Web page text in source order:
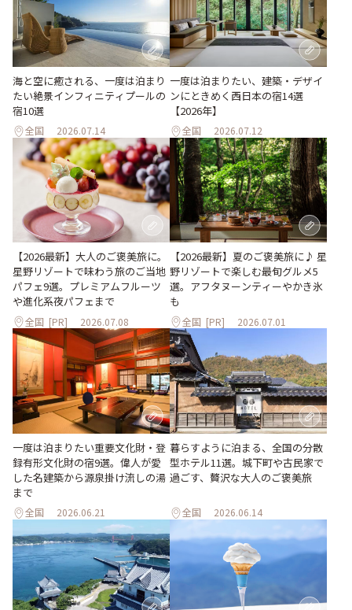
海と空に癒される、一度は泊まり
たい絶景インフィニティプールの
宿10選
全国 2026.07.14
一度は泊まりたい、建築・デザイ
ンにときめく西日本の宿14選
【2026年】
全国 2026.07.12
【2026最新】大人のご褒美旅に。
星野リゾートで味わう旅のご当地
パフェ9選。プレミアムフルーツ
や進化系夜パフェまで
全国 [PR] 2026.07.08
【2026最新】夏のご褒美旅に♪ 星
野リゾートで楽しむ最旬グルメ5
選。アフタヌーンティーやかき氷
も
全国 [PR] 2026.07.01
一度は泊まりたい重要文化財・登
録有形文化財の宿9選。偉人が愛
した名建築から源泉掛け流しの湯
まで
全国 2026.06.21
暮らすように泊まる、全国の分散
型ホテル11選。城下町や古民家で
過ごす、贅沢な大人のご褒美旅
全国 2026.06.14